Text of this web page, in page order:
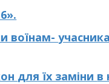
воїнам-
для їх заміни в